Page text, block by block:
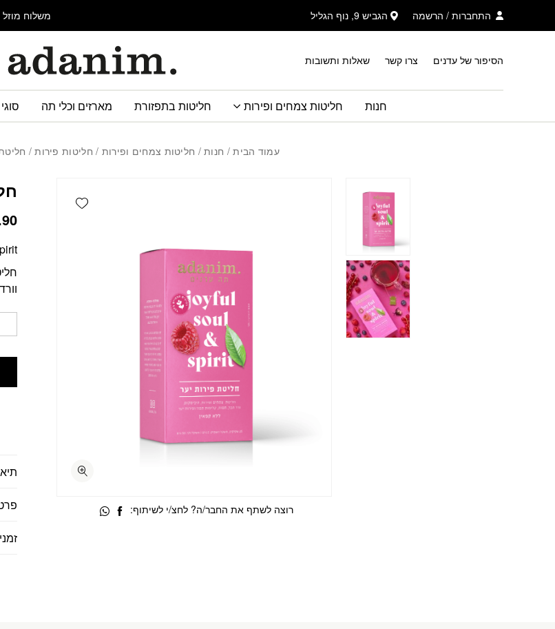
משלוח מוזל מעל התחברות / הרשמה הגביש 9, נוף הגליל
הסיפור של עדנים
צרו קשר שאלות ותשובות
חנות חליטות צמחים ופירות חליטות בתפזורת מארזים וכלי תה
עמוד הבית/ חנות/ חליטות צמחים ופירות / חליטות פירות/ חליטת
Add wishlist
רוצה לשתף את החבר/ה? לחצ/י לשיתוף: